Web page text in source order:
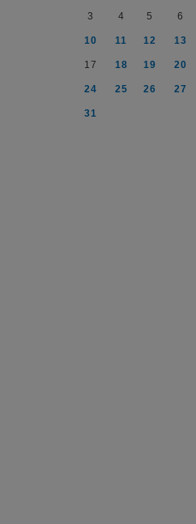
3 4 5 6
10 11 12 13
17 18 19 20
24 25 26 27
31